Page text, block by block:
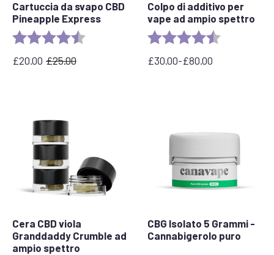
Cartuccia da svapo CBD
Pineapple Express
Rating: 4.6 out of 5 stars
£25.00
Il
£20.00
Il
Colpo di additivo per
vape ad ampio spettro
Rating: 4.8 out of 5
£30.00-£80.00
Fascia
£80,00
Cera CBD viola
Granddaddy Crumble ad
ampio spettro
CBG Isolato 5 Grammi -
Cannabigerolo puro